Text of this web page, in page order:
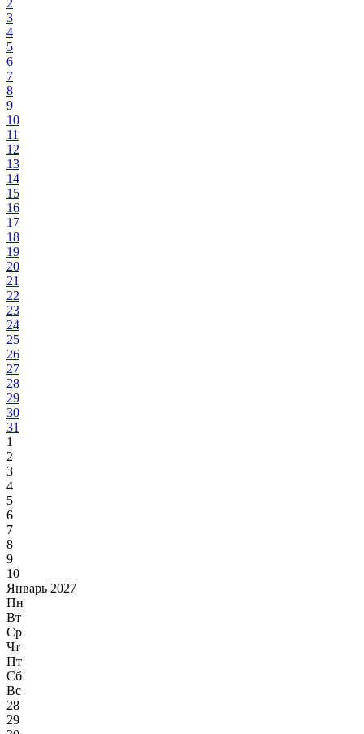
2
3
4
5
6
7
8
9
10
11
12
13
14
15
16
17
18
19
20
21
22
23
24
25
26
27
28
29
30
31
1
2
3
4
5
6
7
8
9
10
Январь 2027
Пн
Вт
Ср
Чт
Пт
Сб
Вс
28
29